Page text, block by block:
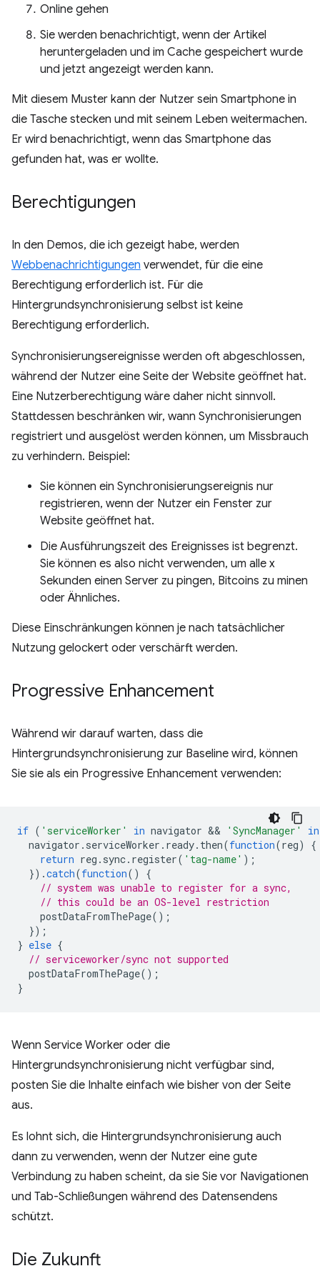
Online gehen
Sie werden benachrichtigt, wenn der Artikel
heruntergeladen und im Cache gespeichert wurde
und jetzt angezeigt werden kann.
Mit diesem Muster kann der Nutzer sein Smartphone in
die Tasche stecken und mit seinem Leben weitermachen.
Er wird benachrichtigt, wenn das Smartphone das
gefunden hat, was er wollte.
Berechtigungen
In den Demos, die ich gezeigt habe, werden
Webbenachrichtigungen verwendet, für die eine
Berechtigung erforderlich ist. Für die
Hintergrundsynchronisierung selbst ist keine
Berechtigung erforderlich.
Synchronisierungsereignisse werden oft abgeschlossen,
während der Nutzer eine Seite der Website geöffnet hat.
Eine Nutzerberechtigung wäre daher nicht sinnvoll.
Stattdessen beschränken wir, wann Synchronisierungen
registriert und ausgelöst werden können, um Missbrauch
zu verhindern. Beispiel:
Sie können ein Synchronisierungsereignis nur
registrieren, wenn der Nutzer ein Fenster zur
Website geöffnet hat.
Die Ausführungszeit des Ereignisses ist begrenzt.
Sie können es also nicht verwenden, um alle x
Sekunden einen Server zu pingen, Bitcoins zu minen
oder Ähnliches.
Diese Einschränkungen können je nach tatsächlicher
Nutzung gelockert oder verschärft werden.
Progressive Enhancement
Während wir darauf warten, dass die
Hintergrundsynchronisierung zur Baseline wird, können
Sie sie als ein Progressive Enhancement verwenden:
if ( 'serviceWorker' in navigator && 'SyncManager'
in
navigator . serviceWorker . ready. then(function(reg)
{
return reg . sync. register( 'tag-name' );
}).catch(function()
{
// system was unable to register for a sync,
// this could be an OS-level restriction
postDataFromThePage();
});
} else {
// serviceworker/sync not supported
postDataFromThePage();
}
Wenn Service Worker oder die
Hintergrundsynchronisierung nicht verfügbar sind,
posten Sie die Inhalte einfach wie bisher von der Seite
aus.
Es lohnt sich, die Hintergrundsynchronisierung auch
dann zu verwenden, wenn der Nutzer eine gute
Verbindung zu haben scheint, da sie Sie vor Navigationen
und Tab-Schließungen während des Datensendens
schützt.
Die Zukunft